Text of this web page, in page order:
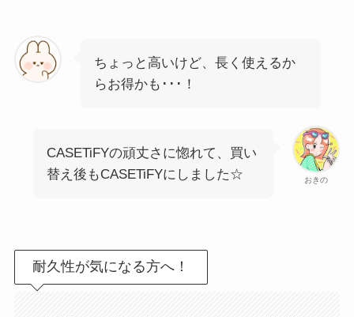
ちょっと高いけど、長く使えるか
らお得かも･･･！
おきの
CASETiFYの頑丈さに惚れて、買い
替え後もCASETiFYにしました☆
耐久性が気になる方へ！